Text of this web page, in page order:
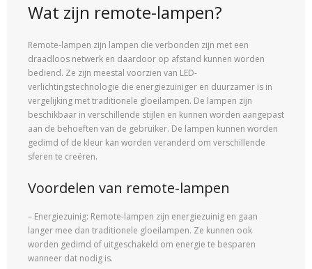
Wat zijn remote-lampen?
Remote-lampen zijn lampen die verbonden zijn met een
draadloos netwerk en daardoor op afstand kunnen worden
bediend. Ze zijn meestal voorzien van LED-
verlichtingstechnologie die energiezuiniger en duurzamer is in
vergelijking met traditionele gloeilampen. De lampen zijn
beschikbaar in verschillende stijlen en kunnen worden aangepast
aan de behoeften van de gebruiker. De lampen kunnen worden
gedimd of de kleur kan worden veranderd om verschillende
sferen te creëren.
Voordelen van remote-lampen
– Energiezuinig: Remote-lampen zijn energiezuinig en gaan
langer mee dan traditionele gloeilampen. Ze kunnen ook
worden gedimd of uitgeschakeld om energie te besparen
wanneer dat nodig is.